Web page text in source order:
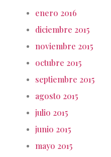
enero 2016
diciembre 2015
noviembre 2015
octubre 2015
septiembre 2015
agosto 2015
julio 2015
junio 2015
mayo 2015